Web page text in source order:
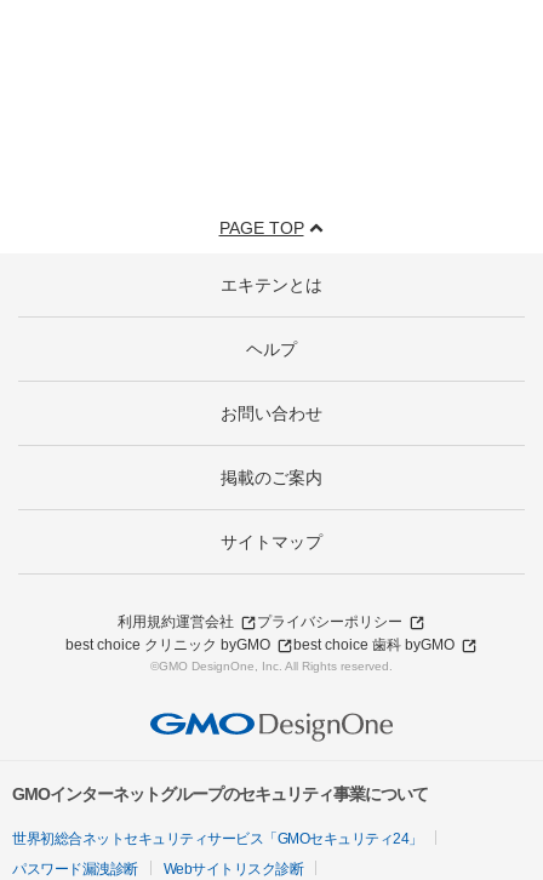
PAGE TOP
エキテンとは
ヘルプ
お問い合わせ
掲載のご案内
サイトマップ
利用規約運営会社
プライバシーポリシー
best choice クリニック byGMO
best choice 歯科 byGMO
©GMO DesignOne, Inc. All Rights reserved.
GMOインターネットグループのセキュリティ事業について
世界初総合ネットセキュリティサービス「GMOセキュリティ24」
パスワード漏洩診断
Webサイトリスク診断